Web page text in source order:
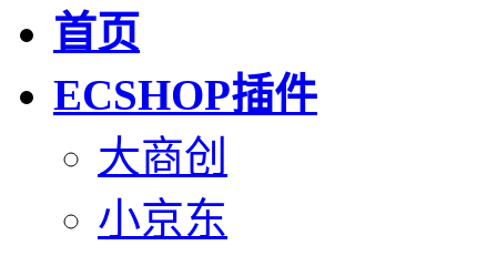
首页
ECSHOP插件
大商创
小京东